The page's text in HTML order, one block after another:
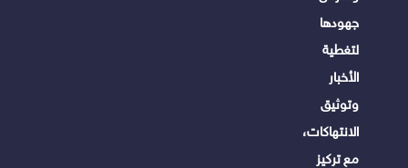
جهودها
لتغطية
الأخبار
وتوثيق
الانتهاكات،
مع تركيز